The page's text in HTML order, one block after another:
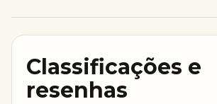
Classificações e
resenhas